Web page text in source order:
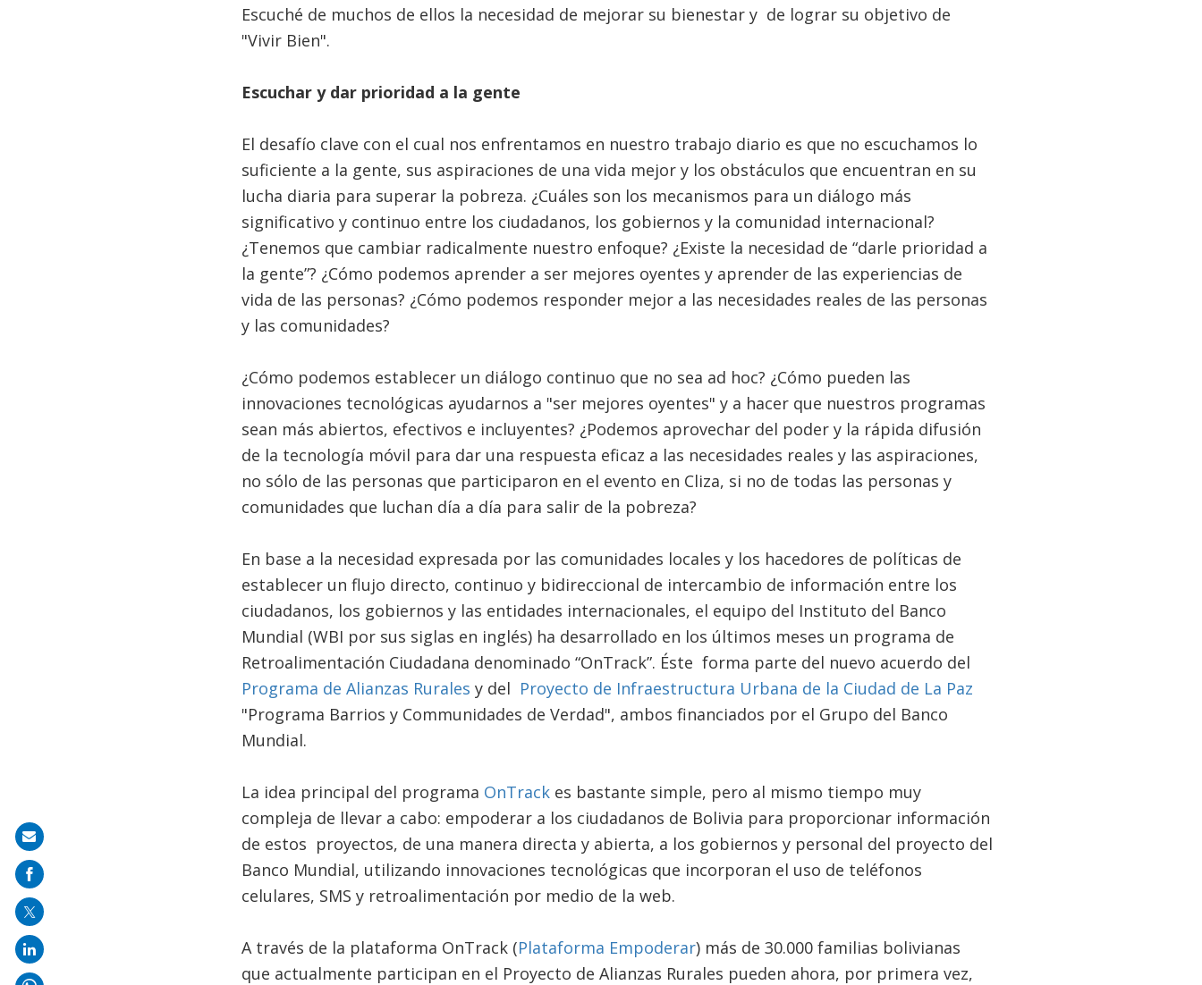
Escuché de muchos de ellos la necesidad de mejorar su bienestar y de lograr su objetivo de
"Vivir Bien".
Escuchar y dar prioridad a la gente
El desafío clave con el cual nos enfrentamos en nuestro trabajo diario es que no escuchamos lo
suficiente a la gente, sus aspiraciones de una vida mejor y los obstáculos que encuentran en su
lucha diaria para superar la pobreza. ¿Cuáles son los mecanismos para un diálogo más
significativo y continuo entre los ciudadanos, los gobiernos y la comunidad internacional?
¿Tenemos que cambiar radicalmente nuestro enfoque? ¿Existe la necesidad de “darle prioridad a
la gente”? ¿Cómo podemos aprender a ser mejores oyentes y aprender de las experiencias de
vida de las personas? ¿Cómo podemos responder mejor a las necesidades reales de las personas
y las comunidades?
¿Cómo podemos establecer un diálogo continuo que no sea ad hoc? ¿Cómo pueden las
innovaciones tecnológicas ayudarnos a "ser mejores oyentes" y a hacer que nuestros programas
sean más abiertos, efectivos e incluyentes? ¿Podemos aprovechar del poder y la rápida difusión
de la tecnología móvil para dar una respuesta eficaz a las necesidades reales y las aspiraciones,
no sólo de las personas que participaron en el evento en Cliza, si no de todas las personas y
comunidades que luchan día a día para salir de la pobreza?
En base a la necesidad expresada por las comunidades locales y los hacedores de políticas de
establecer un flujo directo, continuo y bidireccional de intercambio de información entre los
ciudadanos, los gobiernos y las entidades internacionales, el equipo del Instituto del Banco
Mundial (WBI por sus siglas en inglés) ha desarrollado en los últimos meses un programa de
Retroalimentación Ciudadana denominado “OnTrack”. Éste forma parte del nuevo acuerdo del
Programa de Alianzas Rurales y del Proyecto de Infraestructura Urbana de la Ciudad de La Paz
"Programa Barrios y Communidades de Verdad", ambos financiados por el Grupo del Banco
Mundial.
La idea principal del programa OnTrackes bastante simple, pero al mismo tiempo muy
compleja de llevar a cabo: empoderar a los ciudadanos de Bolivia para proporcionar información
de estos proyectos, de una manera directa y abierta, a los gobiernos y personal del proyecto del
Banco Mundial, utilizando innovaciones tecnológicas que incorporan el uso de teléfonos
celulares, SMS y retroalimentación por medio de la web.
A través de la plataforma OnTrack (Plataforma Empoderar) más de 30.000 familias bolivianas
que actualmente participan en el Proyecto de Alianzas Rurales pueden ahora, por primera vez,
Share
on
mail